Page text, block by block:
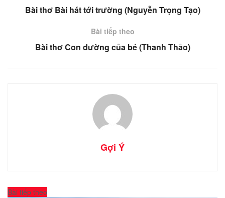
Bài thơ Bài hát tới trường (Nguyễn Trọng Tạo)
Bài tiếp theo
Bài thơ Con đường của bé (Thanh Thảo)
Gợi Ý
Bài tiếp theo